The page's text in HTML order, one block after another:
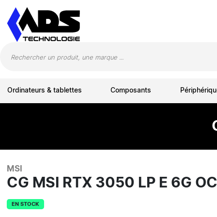
Ordinateurs & tablettes Composants
MSI
CG MSI RTX 3050 LP E 6G
EN STOCK